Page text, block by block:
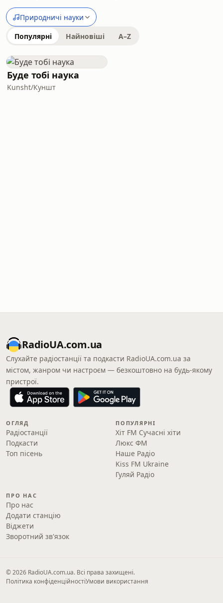
Природничі науки
Популярні Найновіші A–Z
Буде тобі наука
Kunsht/Куншт
RadioUA.com.ua
Слухайте радіостанції та подкасти RadioUA.com.ua за
містом, жанром чи настроєм — безкоштовно на будь-якому
пристрої.
ОГЛЯД
Радіостанції
Подкасти
Топ пісень
ПОПУЛЯРНІ
Хіт FM Сучасні хіти
Люкс ФМ
Наше Радіо
Kiss FM Ukraine
Гуляй Радіо
ПРО НАС
Про нас
Додати станцію
Віджети
Зворотний зв'язок
© 2026 RadioUA.com.ua. Всі права захищені.
Політика конфіденційностіУмови використання